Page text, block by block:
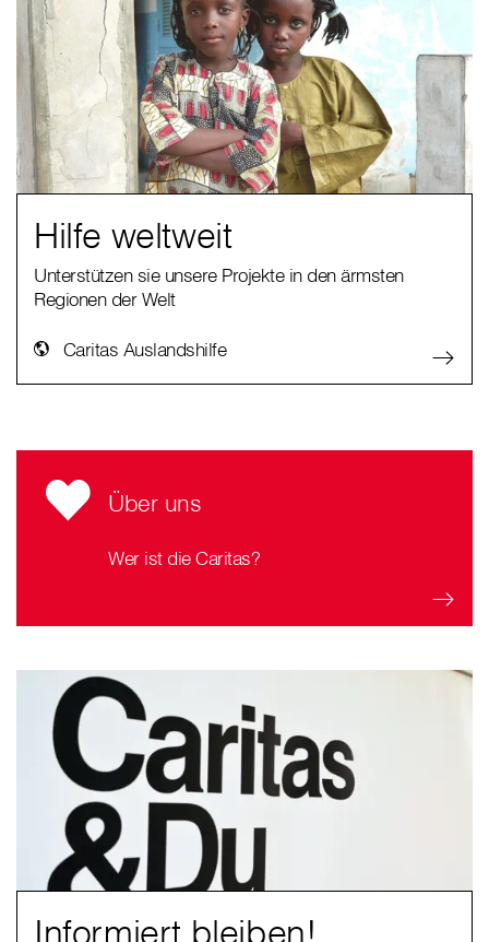
Hilfe weltweit
Unterstützen sie unsere Projekte in den ärmsten
Regionen der Welt
Caritas Auslandshilfe
Über uns
Wer ist die Caritas?
Informiert bleiben!